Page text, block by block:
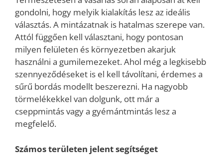
gondolni, hogy melyik kialakítás lesz az ideális
választás. A mintázatnak is hatalmas szerepe van.
Attól függően kell választani, hogy pontosan
milyen felületen és környezetben akarjuk
használni a gumilemezeket. Ahol még a legkisebb
szennyeződéseket is el kell távolítani, érdemes a
sűrű bordás modellt beszerezni. Ha nagyobb
törmelékekkel van dolgunk, ott már a
cseppmintás vagy a gyémántmintás lesz a
megfelelő.
Számos területen jelent segítséget